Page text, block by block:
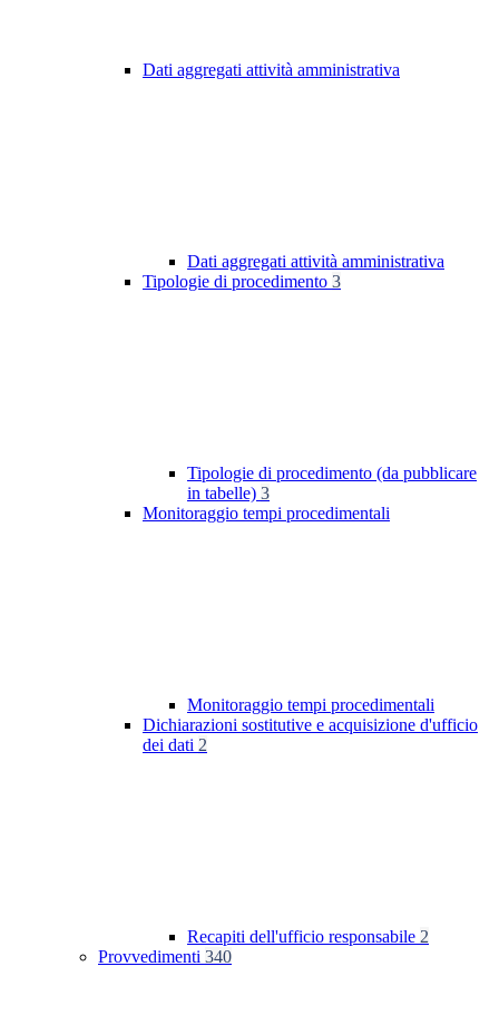
Dati aggregati attività amministrativa
Dati aggregati attività amministrativa
Tipologie di procedimento 3
Tipologie di procedimento (da pubblicare
in tabelle) 3
Monitoraggio tempi procedimentali
Monitoraggio tempi procedimentali
Dichiarazioni sostitutive e acquisizione d'ufficio
dei dati 2
Recapiti dell'ufficio responsabile 2
Provvedimenti 340